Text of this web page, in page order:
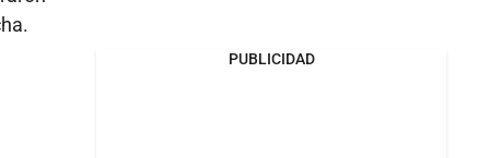
PUBLICIDAD